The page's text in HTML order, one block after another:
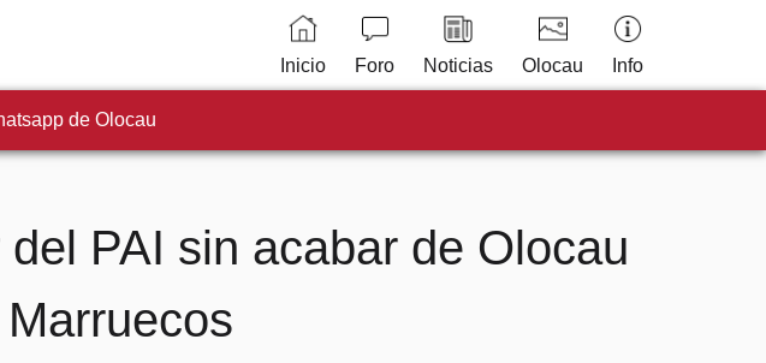
Inicio Foro Noticias Olocau Info
de Olocau
PAI sin acabar de Olocau